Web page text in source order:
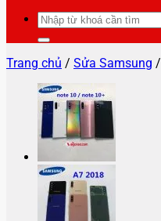
Tìm
kiếm:
Trang chủ / Sửa Samsung /